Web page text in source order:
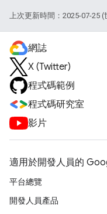
上次更新時間：2025-07-25 (
網誌
X (Twitter)
程式碼範例
程式碼研究室
影片
適用於開發人員的
平台總覽
開發人員產品